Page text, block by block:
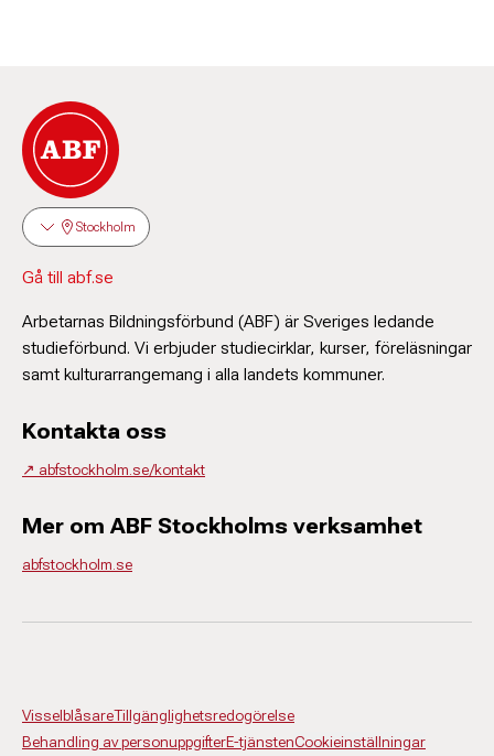
Stockholm
Gå till abf.se
Arbetarnas Bildningsförbund (ABF) är Sveriges ledande
studieförbund. Vi erbjuder studiecirklar, kurser, föreläsningar
samt kulturarrangemang i alla landets kommuner.
Kontakta oss
↗️ abfstockholm.se/kontakt
Mer om ABF Stockholms verksamhet
abfstockholm.se
VisselblåsareTillgänglighetsredogörelse
Behandling av personuppgifterE-tjänstenCookieinställningar